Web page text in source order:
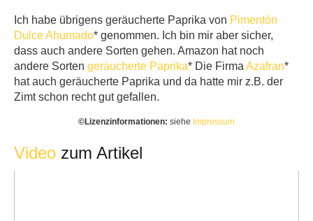
Ich habe übrigens geräucherte Paprika von Pimentón
Dulce Ahumado* genommen. Ich bin mir aber sicher,
dass auch andere Sorten gehen. Amazon hat noch
andere Sorten geräucherte Paprika* Die Firma Azafran*
hat auch geräucherte Paprika und da hatte mir z.B. der
Zimt schon recht gut gefallen.
©️Lizenzinformationen: siehe Impressum
Video zum Artikel